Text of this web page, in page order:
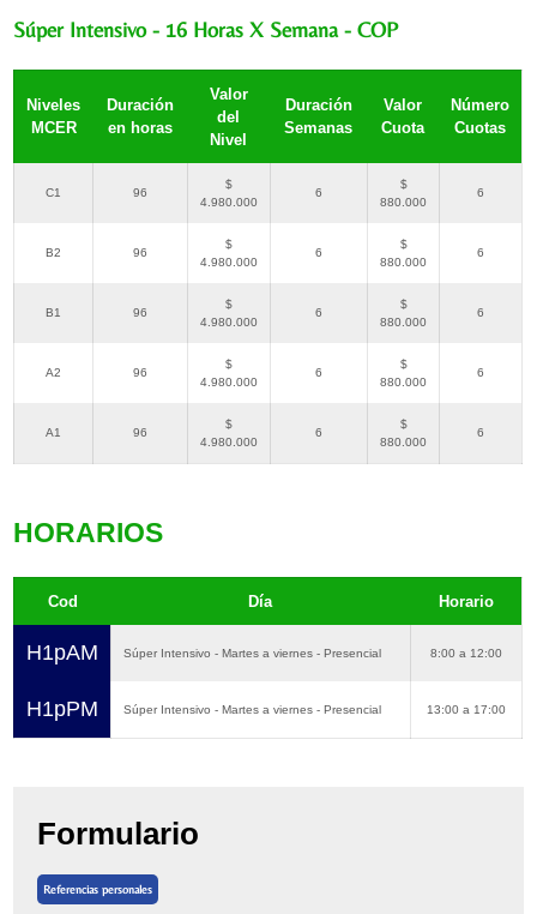
Súper Intensivo - 16 Horas X Semana - COP
Niveles
MCER
Duración
en horas
Valor
del
Nivel
Duración
Semanas
Valor
Cuota
Número
Cuotas
C1 96
$
4.980.000
6
$
880.000
6
B2 96
$
4.980.000
6
$
880.000
6
B1 96
$
4.980.000
6
$
880.000
6
A2 96
$
4.980.000
6
$
880.000
6
A1 96
$
4.980.000
6
$
880.000
6
HORARIOS
Cod Día Horario
H1pAM Súper Intensivo - Martes a viernes - Presencial 8:00 a 12:00
H1pPM Súper Intensivo - Martes a viernes - Presencial 13:00 a 17:00
Formulario
Referencias personales